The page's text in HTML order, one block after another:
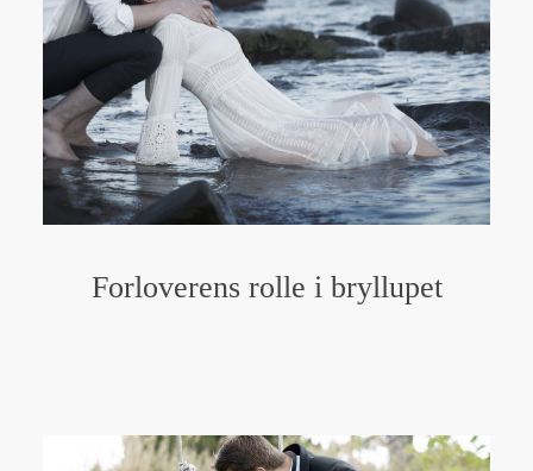
Forloverens rolle i bryllupet